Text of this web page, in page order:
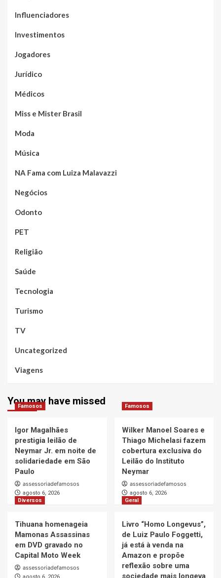
Influenciadores
Investimentos
Jogadores
Jurídico
Médicos
Miss e Mister Brasil
Moda
Música
NA Fama com Luiza Malavazzi
Negócios
Odonto
PET
Religião
Saúde
Tecnologia
Turismo
TV
Uncategorized
Viagens
You may have missed
Famosos
Igor Magalhães
prestigia leilão de
Neymar Jr. em noite de
solidariedade em São
Paulo
assessoriadefamosos
agosto 6, 2026
Famosos
Wilker Manoel Soares e
Thiago Michelasi fazem
cobertura exclusiva do
Leilão do Instituto
Neymar
assessoriadefamosos
agosto 6, 2026
Diversos
Tihuana homenageia
Mamonas Assassinas
em DVD gravado no
Capital Moto Week
assessoriadefamosos
Geral
Livro “Homo Longevus”,
de Luiz Paulo Foggetti,
já está à venda na
Amazon e propõe
reflexão sobre uma
sociedade mais longeva